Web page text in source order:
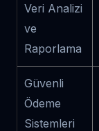
Veri Analizi
ve
Raporlama
Güvenli
Ödeme
Sistemleri